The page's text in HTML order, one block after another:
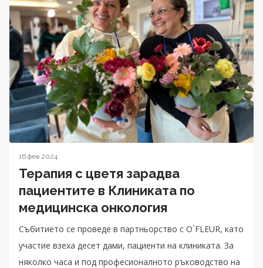
16 фев 2024
Терапия с цветя зарадва
пациентите в Клиниката по
медицинска онкология
Събитието се проведе в партньорство с O`FLEUR, като
участие взеха десет дами, пациенти на клиниката. За
няколко часа и под професионалното ръководство на